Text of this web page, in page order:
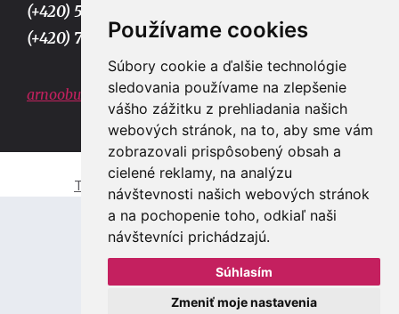
Používame cookies
Súbory cookie a ďalšie technológie
sledovania používame na zlepšenie
vášho zážitku z prehliadania našich
webových stránok, na to, aby sme vám
zobrazovali prispôsobený obsah a
cielené reklamy, na analýzu
návštevnosti našich webových stránok
a na pochopenie toho, odkiaľ naši
návštevníci prichádzajú.
Súhlasím
Zmeniť moje nastavenia
(+420) 577 915 036,
(+420) 773 667 390
arnoobuv@gmail.com
Tvorba e-shopů a webových stránek Zlín